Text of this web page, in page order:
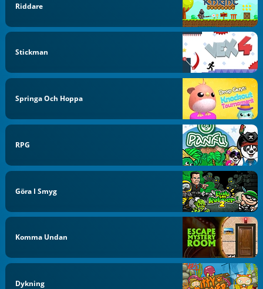
Riddare
Stickman
Springa Och Hoppa
RPG
Göra I Smyg
Komma Undan
Dykning